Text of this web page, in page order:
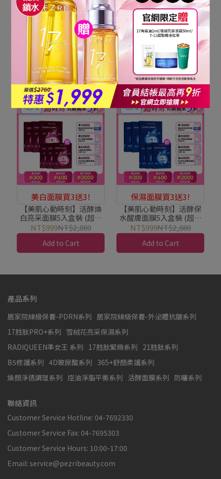
保濕潤澤肌膚
活酵保水醒膚面膜5入盒裝
(超水潤) 1+1組｜PEZRI派
翠胜肽保養專家
NT$399 NT$960
Add to Cart
勻亮肌膚，打擊暗沉無光
活酵煥白亮采面膜5入盒裝
(超水潤) 1+1組｜PEZRI派
翠胜肽保養專家
NT$399NT$960
Add to Cart
-65%
美白面膜買3送3!
【美肌心動時刻】活酵煥
白亮采面膜5入盒裝 (超水
潤) 6入組｜PEZRI派翠胜
肽保養專家
NT$999NT$2,880
Add to Cart
-65%
保濕面膜買3送3!
【美肌心動時刻】活酵保
水醒膚面膜5入盒裝 (超水
潤) 6入組｜PEZRI派翠胜
肽保養專家
NT$999NT$2,880
Add to Cart
產品系列
居家院線級保養-PDRN系列 居家院線級保養-外泌體抗皺系列
17胜肽PRO+系列 雪絨花亮采保濕系列
RADIQUEEN準女王 系列 17胜肽緊緻系列 21胜肽系列
B5修護系列 4D玻尿酸系列 365+舒顏柔護系列
煥顏淨透調理系列 控油淨脂平衡系列 活酵面膜系列 防曬系列
聯絡資訊
Customer Service Hotline: 04-7692330
Customer Service Fax: 04-7695303
Customer Service Hours: 10:00-17:00
Email: service@pezribeauty.com